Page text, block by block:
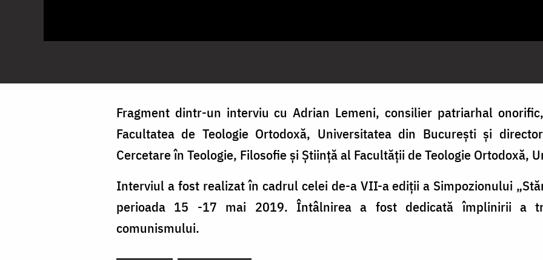
Fragment dintr-un interviu cu Adrian Lemeni, consilier patriarhal
Facultatea de Teologie Ortodoxă, Universitatea din București și
Cercetare în Teologie, Filosofie și Știință al Facultății de Teologie Ortodoxă,
Interviul a fost realizat în cadrul celei de-a VII-a ediții a Simpozionului
perioada 15 -17 mai 2019. Întâlnirea a fost dedicată împlinirii a
comunismului.